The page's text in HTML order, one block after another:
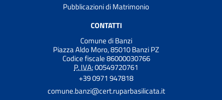
Pubblicazioni di Matrimonio
CONTATTI
Comune di Banzi
Piazza Aldo Moro, 85010 Banzi PZ
Codice fiscale 86000030766
P. IVA:00549720761
+39 0971 947818
comune.banzi@cert.ruparbasilicata.it